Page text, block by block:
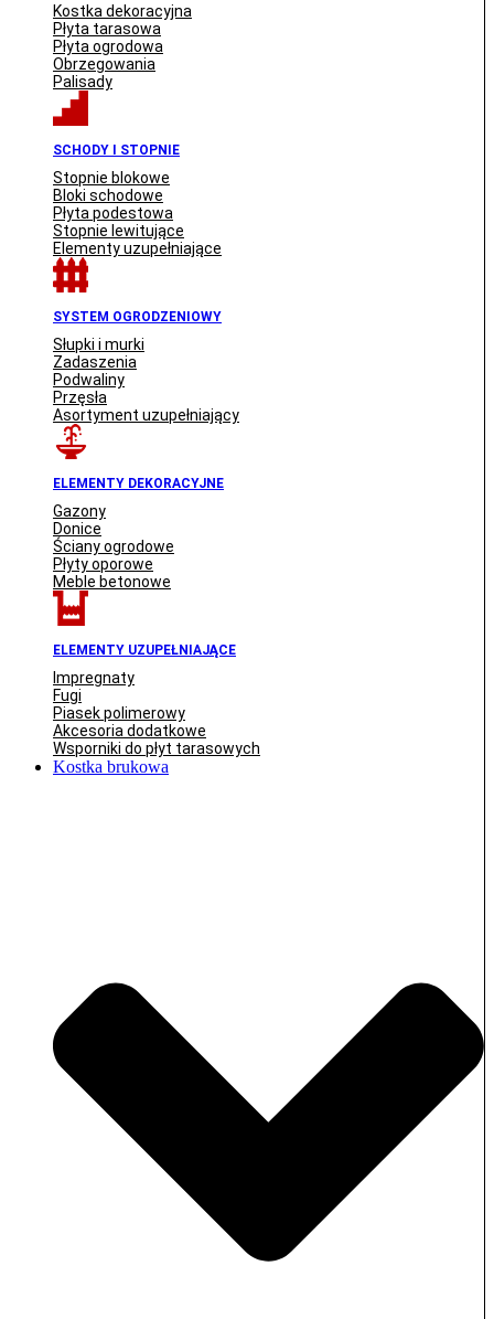
Kostka dekoracyjna
Płyta tarasowa
Płyta ogrodowa
Obrzegowania
Palisady
SCHODY I STOPNIE
Stopnie blokowe
Bloki schodowe
Płyta podestowa
Stopnie lewitujące
Elementy uzupełniające
SYSTEM OGRODZENIOWY
Słupki i murki
Zadaszenia
Podwaliny
Przęsła
Asortyment uzupełniający
ELEMENTY DEKORACYJNE
Gazony
Donice
Ściany ogrodowe
Płyty oporowe
Meble betonowe
ELEMENTY UZUPEŁNIAJĄCE
Impregnaty
Fugi
Piasek polimerowy
Akcesoria dodatkowe
Wsporniki do płyt tarasowych
Kostka brukowa